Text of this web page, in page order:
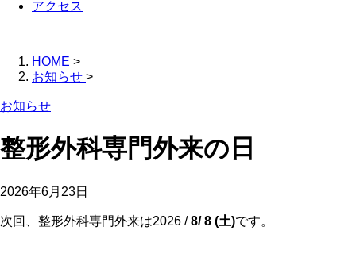
アクセス
HOME >
お知らせ >
お知らせ
整形外科専門外来の日
2026年6月23日
次回、整形外科専門外来は2026 /8/ 8 (土)です。